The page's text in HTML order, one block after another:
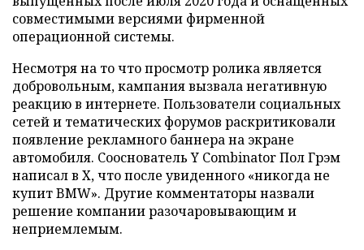
совместимыми версиями фирменной
операционной системы.
Несмотря на то что просмотр ролика является
добровольным, кампания вызвала негативную
реакцию в интернете. Пользователи социальных
сетей и тематических форумов раскритиковали
появление рекламного баннера на экране
автомобиля. Сооснователь Y Combinator Пол Грэм
написал в X, что после увиденного «никогда не
купит BMW». Другие комментаторы назвали
решение компании разочаровывающим и
неприемлемым.